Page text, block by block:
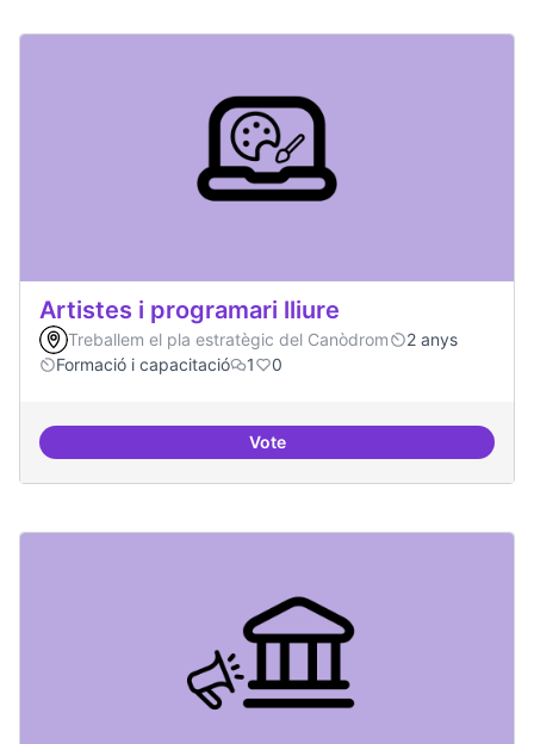
Artistes i programari lliure
Treballem el pla estratègic del Canòdrom
2 anys
Formació i capacitació
1 0
VoteArtistes i programari lliure